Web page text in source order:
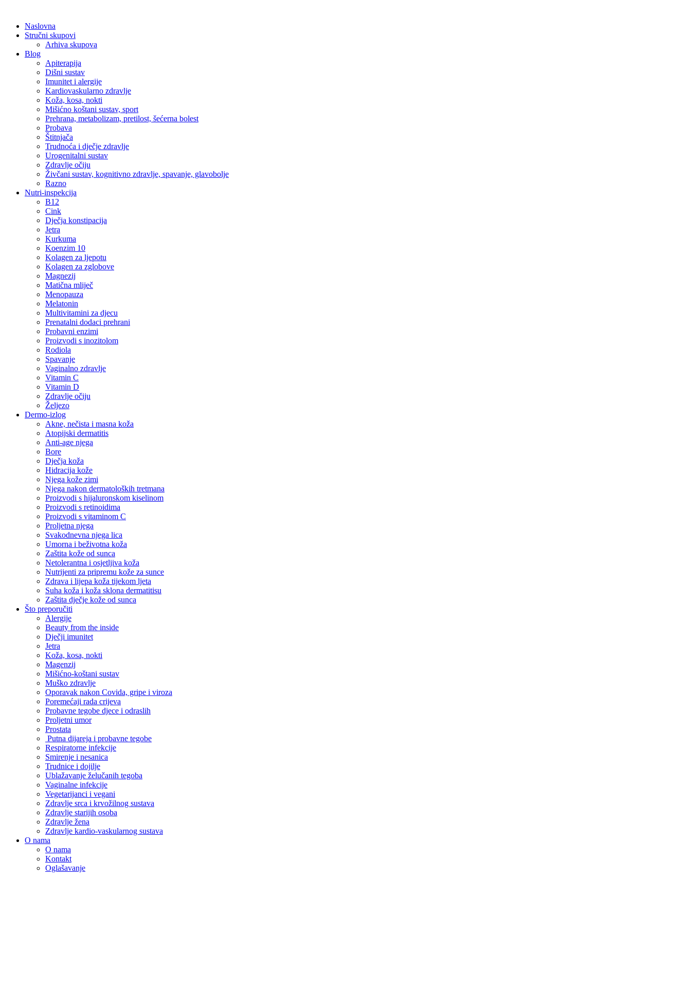
contentNaslovna
Stručni skupovi
Arhiva skupova
Blog
Apiterapija
Dišni sustav
Imunitet i alergije
Kardiovaskularno zdravlje
Koža, kosa, nokti
Mišićno koštani sustav, sport
Prehrana, metabolizam, pretilost, šećerna bolest
Probava
Štitnjača
Trudnoća i dječje zdravlje
Urogenitalni sustav
Zdravlje očiju
Živčani sustav, kognitivno zdravlje, spavanje, glavobolje
Razno
Nutri-inspekcija
B12
Cink
Dječja konstipacija
Jetra
Kurkuma
Koenzim 10
Kolagen za ljepotu
Kolagen za zglobove
Magnezij
Matična mliječ
Menopauza
Melatonin
Multivitamini za djecu
Prenatalni dodaci prehrani
Probavni enzimi
Proizvodi s inozitolom
Rodiola
Spavanje
Vaginalno zdravlje
Vitamin C
Vitamin D
Zdravlje očiju
Željezo
Dermo-izlog
Akne, nečista i masna koža
Atopijski dermatitis
Anti-age njega
Bore
Dječja koža
Hidracija kože
Njega kože zimi
Njega nakon dermatoloških tretmana
Proizvodi s hijaluronskom kiselinom
Proizvodi s retinoidima
Proizvodi s vitaminom C
Proljetna njega
Svakodnevna njega lica
Umorna i beživotna koža
Zaštita kože od sunca
Netolerantna i osjetljiva koža
Nutrijenti za pripremu kože za sunce
Zdrava i lijepa koža tijekom ljeta
Suha koža i koža sklona dermatitisu
Zaštita dječje kože od sunca
Što preporučiti
Alergije
Beauty from the inside
Dječji imunitet
Jetra
Koža, kosa, nokti
Magenzij
Mišićno-koštani sustav
Muško zdravlje
Oporavak nakon Covida, gripe i viroza
Poremećaji rada crijeva
Probavne tegobe djece i odraslih
Proljetni umor
Prostata
Putna dijareja i probavne tegobe
Respiratorne infekcije
Smirenje i nesanica
Trudnice i dojilje
Ublažavanje želučanih tegoba
Vaginalne infekcije
Vegetarijanci i vegani
Zdravlje srca i krvožilnog sustava
Zdravlje starijih osoba
Zdravlje žena
Zdravlje kardio-vaskularnog sustava
O nama
O nama
Kontakt
Oglašavanje